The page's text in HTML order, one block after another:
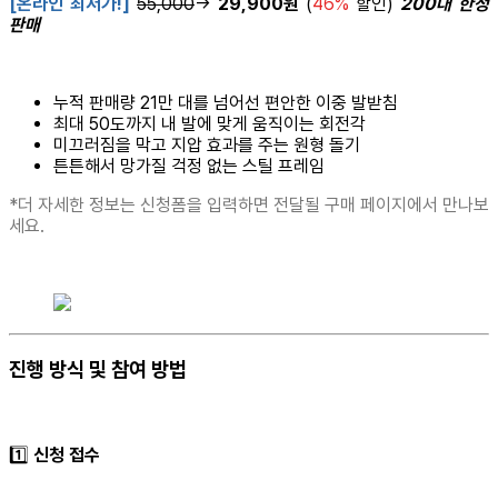
판매
누적 판매량 21만 대를 넘어선 편안한 이중 발받침
최대 50도까지 내 발에 맞게 움직이는 회전각
미끄러짐을 막고 지압 효과를 주는 원형 돌기
튼튼해서 망가질 걱정 없는 스틸 프레임
*더 자세한 정보는 신청폼을 입력하면 전달될 구매 페이지에서 만나보
세요.
진행 방식 및 참여 방법
1️⃣ 신청 접수